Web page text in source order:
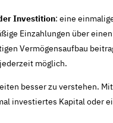
Investition: eine
Einzahlungen über einen
Vermögensaufbau
möglich.
besser zu verstehen.
investiertes Kapital oder